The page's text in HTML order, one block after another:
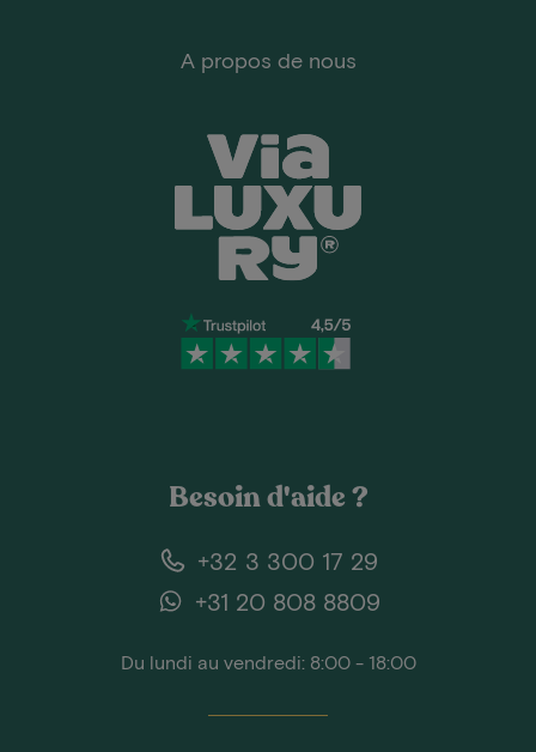
A propos de nous
Besoin d'aide ?
+32 3 300 17 29
+31 20 808 8809
Du lundi au vendredi: 8:00 - 18:00